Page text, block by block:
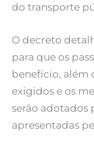
do transporte
O decreto
para que os
benefício, além
exigidos e os
serão adotados
apresentadas